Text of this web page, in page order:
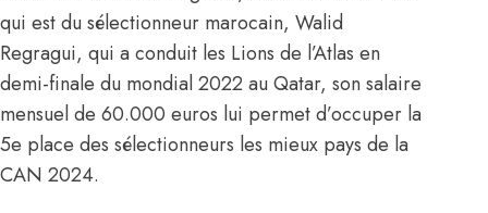
qui est du sélectionneur marocain, Walid
Regragui, qui a conduit les Lions de l’Atlas en
demi-finale du mondial 2022 au Qatar, son salaire
mensuel de 60.000 euros lui permet d’occuper la
5e place des sélectionneurs les mieux pays de la
CAN 2024.